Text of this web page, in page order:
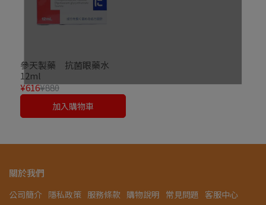
參天製藥 抗菌眼藥水
12ml
¥616¥880
加入購物車
關於我們
公司簡介 隱私政策 服務條款 購物說明 常見問題 客服中心